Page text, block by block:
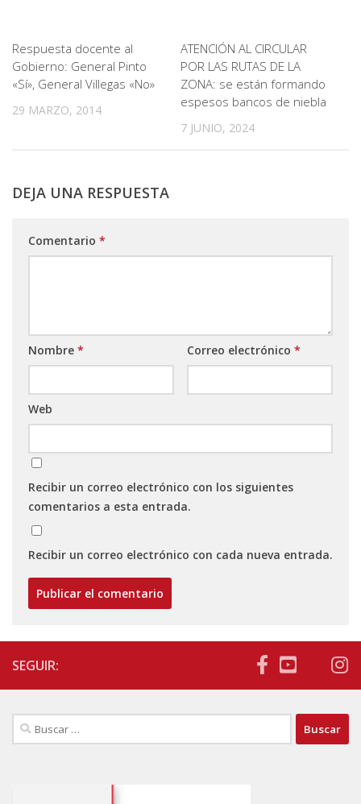
Respuesta docente al
Gobierno: General Pinto
«Sí», General Villegas «No»
29 MARZO, 2014
ATENCIÓN AL CIRCULAR
POR LAS RUTAS DE LA
ZONA: se están formando
espesos bancos de niebla
7 JUNIO, 2024
DEJA UNA RESPUESTA
Comentario *
Nombre * Correo electrónico *
Web
Recibir un correo electrónico con los siguientes
comentarios a esta entrada.
Recibir un correo electrónico con cada nueva entrada.
SEGUIR:
Buscar: